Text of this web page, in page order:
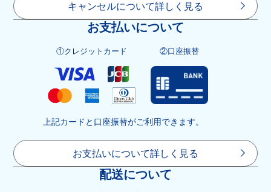
キャンセルについて詳しく見る
お支払いについて
①クレジットカード ②口座振替
上記カードと口座振替がご利用できます。
お支払いについて詳しく見る
配送について